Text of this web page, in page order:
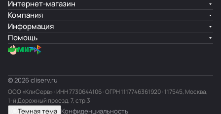
Интернет-магазин
Компания
Информация
Помощь
© 2026 cliserv.ru
ООО «КлиСерв» · ИНН7730644106· ОГРН 1117746361920 · 117545, Москва,
1-й Дорожный проезд, 7, стр.3
Темная тема Конфиденциальность